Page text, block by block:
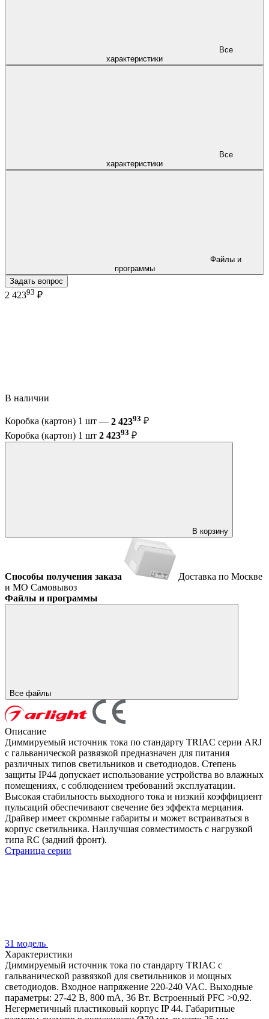
характеристики
характеристики
программы
Задать вопрос
2 42393 ₽
В наличии
Коробка (картон) 1 шт — 2 42393 ₽
Коробка (картон) 1 шт 2 42393 ₽
В корзину
Способы получения заказа
Доставка по Москве
и МО Самовывоз
Файлы и программы
Все файлы
Описание
Диммируемый источник тока по стандарту TRIAC серии ARJ
с гальванической развязкой предназначен для питания
различных типов светильников и светодиодов. Степень
защиты IP44 допускает использование устройства во влажных
помещениях, с соблюдением требований эксплуатации.
Высокая стабильность выходного тока и низкий коэффициент
пульсаций обеспечивают свечение без эффекта мерцания.
Драйвер имеет скромные габариты и может встраиваться в
корпус светильника. Наилучшая совместимость с нагрузкой
типа RC (задний фронт).
Страница серии
31 модель
Характеристики
Диммируемый источник тока по стандарту TRIAC с
гальванической развязкой для светильников и мощных
светодиодов. Входное напряжение 220-240 VAC. Выходные
параметры: 27-42 В, 800 mА, 36 Вт. Встроенный PFC >0,92.
Негерметичный пластиковый корпус IP 44. Габаритные